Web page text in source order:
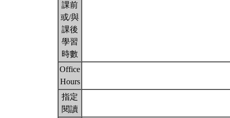
課前
或/與
課後
學習
時數
Office
Hours
指定
閱讀